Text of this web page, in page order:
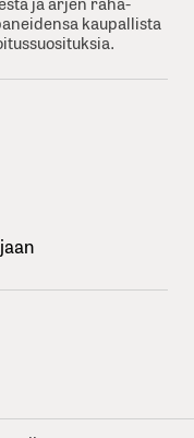
kaupallista